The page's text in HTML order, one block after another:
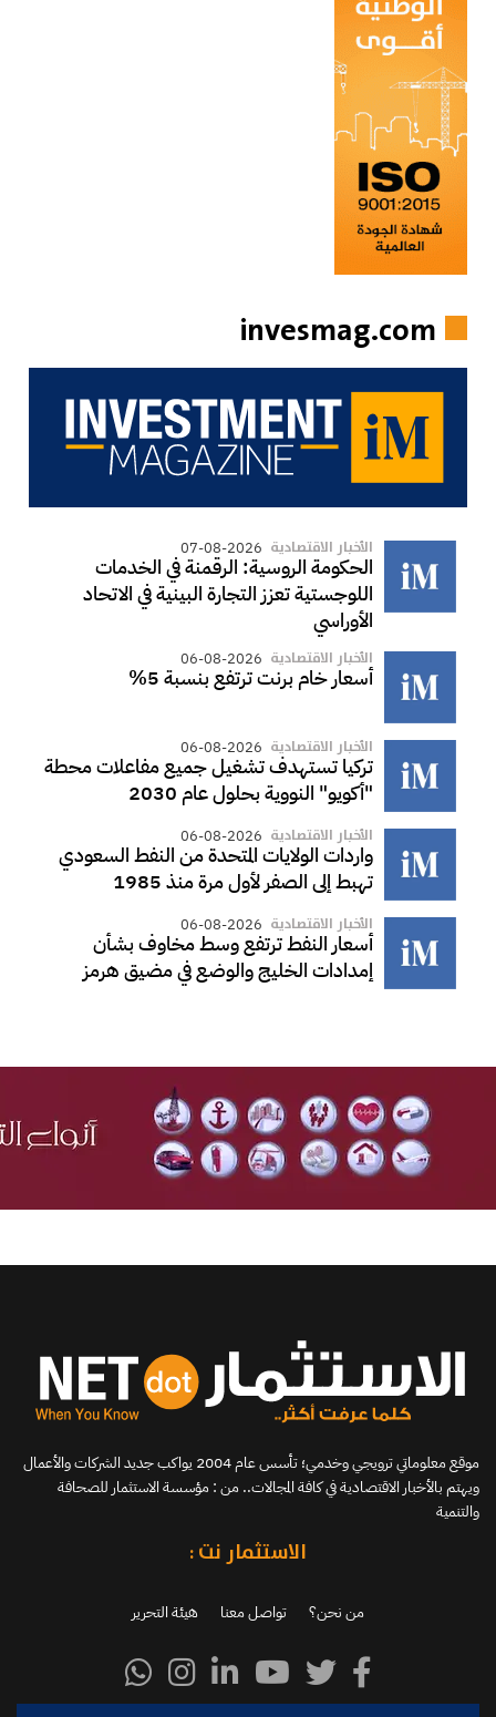
invesmag.com
الأخبار الاقتصادية 07-08-2026
الحكومة الروسية: الرقمنة في الخدمات
اللوجستية تعزز التجارة البينية في الاتحاد
الأوراسي
الأخبار الاقتصادية 06-08-2026
أسعار خام برنت ترتفع بنسبة 5%
الأخبار الاقتصادية 06-08-2026
تركيا تستهدف تشغيل جميع مفاعلات محطة
"أكويو" النووية بحلول عام 2030
الأخبار الاقتصادية 06-08-2026
واردات الولايات المتحدة من النفط السعودي
تهبط إلى الصفر لأول مرة منذ 1985
الأخبار الاقتصادية 06-08-2026
أسعار النفط ترتفع وسط مخاوف بشأن
إمدادات الخليج والوضع في مضيق هرمز
موقع معلوماتي ترويجي وخدمي؛ تأسس عام 2004 يواكب جديد الشركات والأعمال
ويهتم بالأخبار الاقتصادية في كافة المجالات.. من : مؤسسة الاستثمار للصحافة
والتنمية
الاستثمار نت :
من نحن؟ تواصل معنا هيئة التحرير